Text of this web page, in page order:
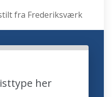
fra Frederiksværk
her